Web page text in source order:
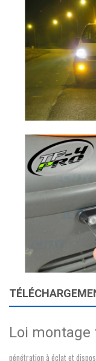
Loi montage
pénétration à éclat et